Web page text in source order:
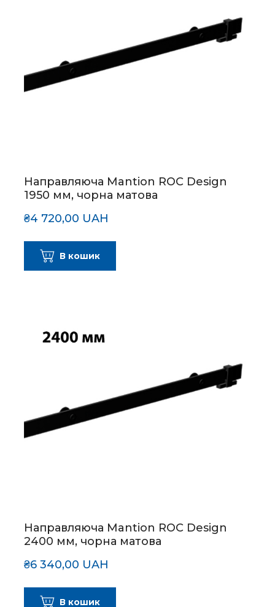
Направляюча Mantion ROC Design
1950 мм, чорна матова
₴4 720,00 UAH
В кошик
Направляюча Mantion ROC Design
2400 мм, чорна матова
₴6 340,00 UAH
В кошик